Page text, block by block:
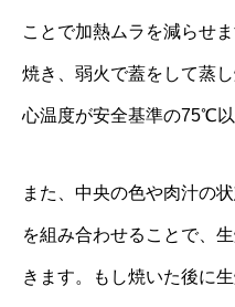
ことで加熱ムラを減らせ
焼き、弱火で蓋をして蒸
心温度が安全基準の75℃以
また、中央の色や肉汁の
を組み合わせることで、
きます。もし焼いた後に